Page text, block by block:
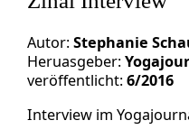
Autor:Stephanie
Heruasgeber:
veröffentlicht:6/2016
Interview im